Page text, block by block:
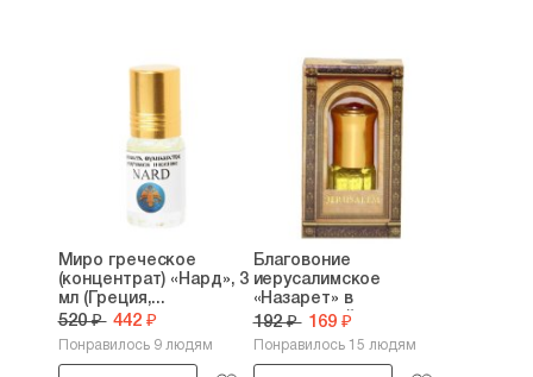
Миро греческое
(концентрат) «Нард», 3
мл (Греция,...
520 ₽ 442 ₽
Понравилось 9 людям
Благовоние
иерусалимское
«Назарет» в
подарочной...
192 ₽ 169 ₽
Понравилось 15 людям